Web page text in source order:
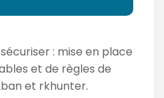
: mise en place
et de règles de
et rkhunter.